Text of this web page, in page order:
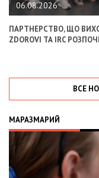
06.08.2026
ПАРТНЕРСТВО, ЩО
ZDOROVI ТА IRC
ВСЕ
МАРАЗМАРИЙ